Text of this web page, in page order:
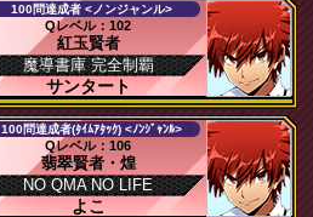
100問達成者 <ノンジャンル>
Qレベル：102
紅玉賢者
魔導書庫 完全制覇
サンタート
100問達成者(ﾀｲﾑｱﾀｯｸ) <ﾉﾝｼﾞｬﾝﾙ>
Qレベル：106
翡翠賢者・煌
NO QMA NO LIFE
よこ